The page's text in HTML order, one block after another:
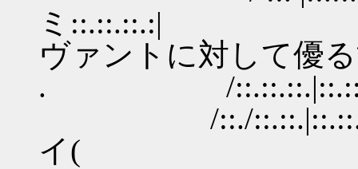
ミ::.::.::.:| 「ル
ヴァントに対して優
. /
/::./
イ( アサシン